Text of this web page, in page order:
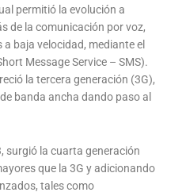
permitió la evolución a
de la comunicación por voz,
baja velocidad, mediante el
Message Service – SMS).
la tercera generación (3G),
banda ancha dando paso al
surgió la cuarta generación
que la 3G y adicionando
tales como